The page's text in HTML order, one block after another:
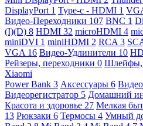
DisplayPort 1 Type-c - HDMI 1
Видео-Переходники 107 BNC 1
(I)(D) 8 HDMI 32 microHDMI 4
miniDVI 1 miniHDMI 2 RCA 3
VGA 16 Видео-Удлинители 10
Рейзеры, переходники 0 Шлейфы,
Xiaomi
Power Bank 3 Аксессуары 6
Видеорегистратор 5 Домашний
Красота и здоровье 27 Мелкая
13 Рюкзаки 6 Термосы 4 Умный